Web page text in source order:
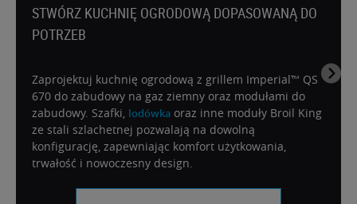
STWÓRZ KUCHNIĘ OGRODOWĄ DOPASOWANĄ DO
POTRZEB
Zaprojektuj kuchnię ogrodową z grillem Imperial™ QS
670 do zabudowy na gaz ziemny oraz modułami do
zabudowy. Szafki, lodówka oraz inne moduły Broil King
ze stali szlachetnej pozwalają na dowolną
konfigurację, zapewniając komfort użytkowania,
trwałość i nowoczesny design.